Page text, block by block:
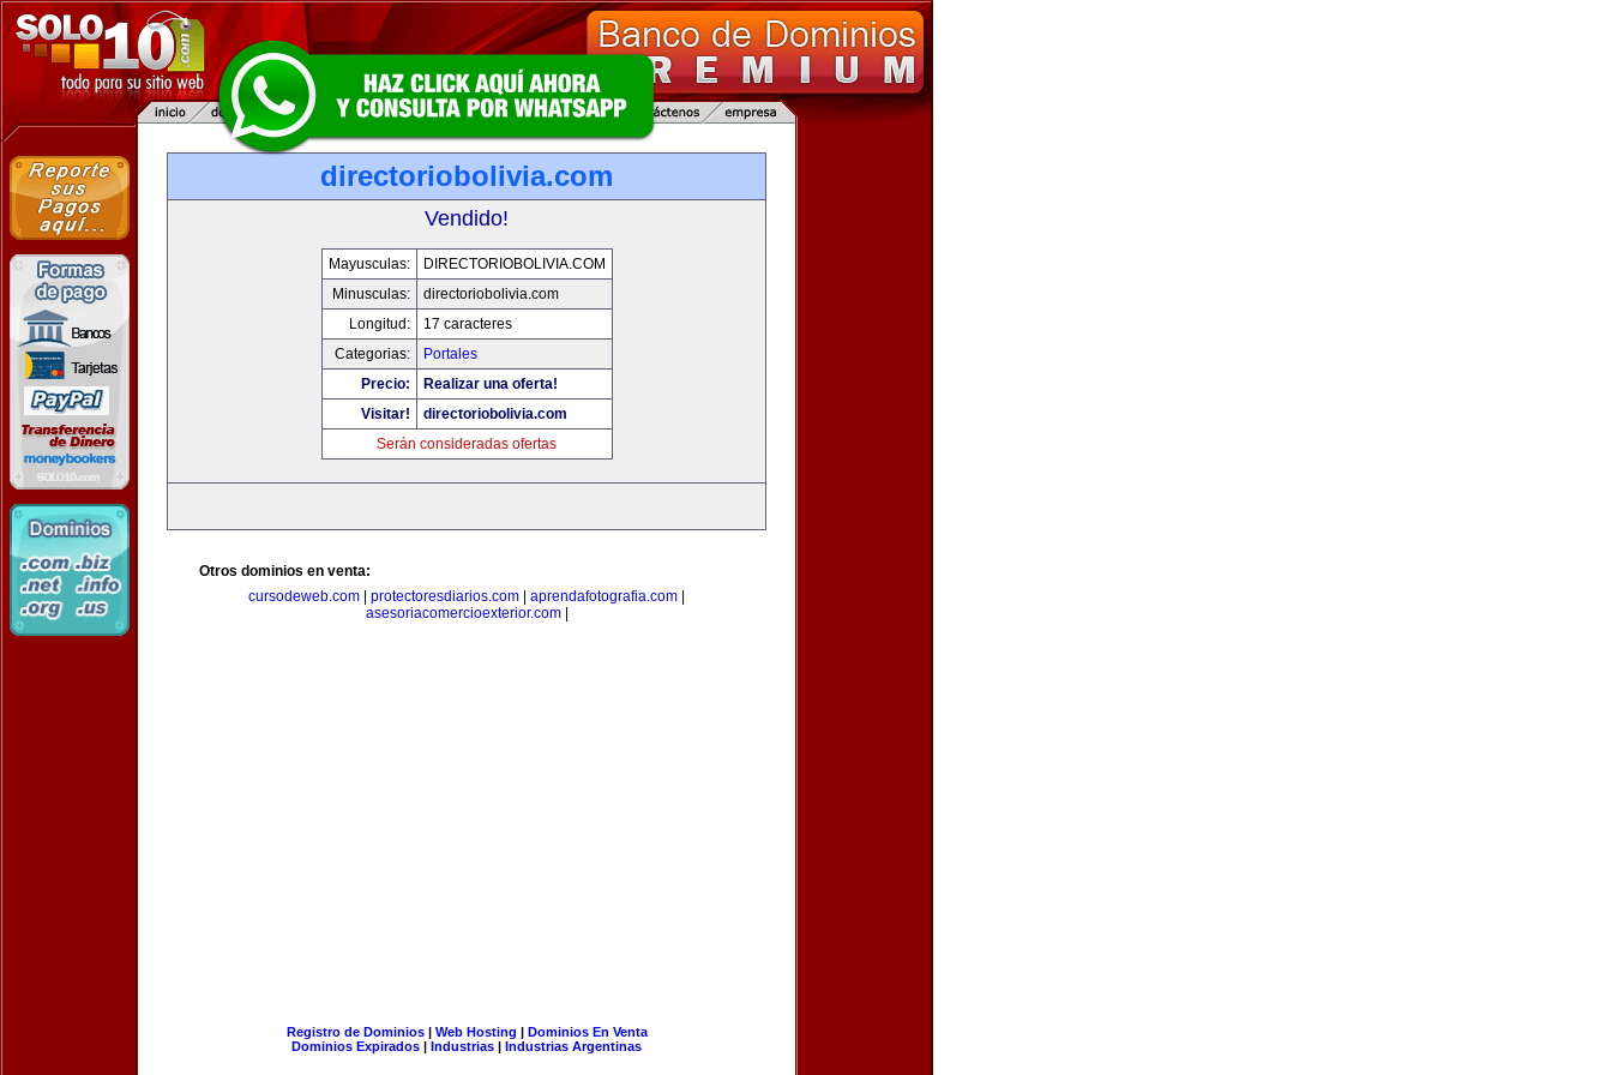
directoriobolivia.com
Vendido!
Mayusculas:
DIRECTORIOBOLIVIA.COM
Minusculas:
directoriobolivia.com
Longitud:
17 caracteres
Categorias:
Portales
Precio:
Realizar una oferta!
Visitar!
directoriobolivia.com
Serán consideradas ofertas
Otros dominios en venta:
cursodeweb.com
protectoresdiarios.com aprendafotografia.com
asesoriacomercioexterior.com|
Registro de Dominios| Web Hosting | Dominios En Venta
Dominios Expirados | Industrias | Industrias Argentinas